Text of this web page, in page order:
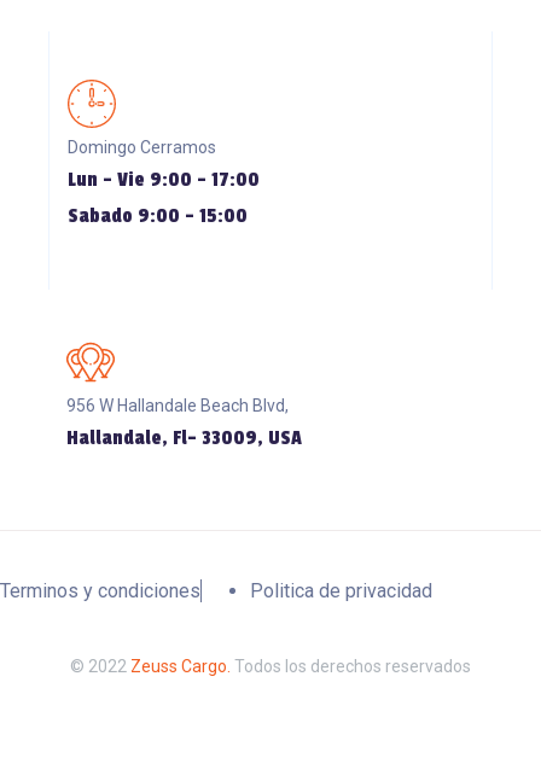
Domingo Cerramos
Lun - Vie 9:00 - 17:00
Sabado 9:00 - 15:00
956 W Hallandale Beach Blvd,
Hallandale, Fl- 33009, USA
Terminos y condiciones Politica de privacidad
© 2022 Zeuss Cargo Todos los derechos reservados